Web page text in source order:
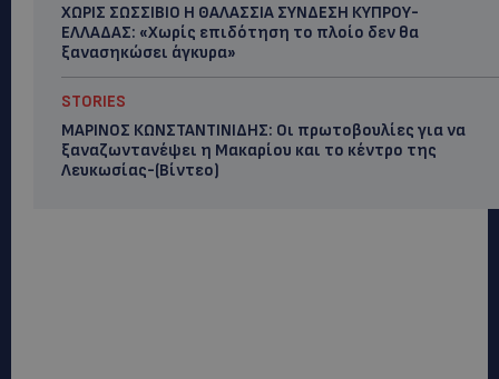
ΧΩΡΙΣ ΣΩΣΣΙΒΙΟ Η ΘΑΛΑΣΣΙΑ ΣΥΝΔΕΣΗ ΚΥΠΡΟΥ-
ΕΛΛΑΔΑΣ: «Χωρίς επιδότηση το πλοίο δεν θα
ξανασηκώσει άγκυρα»
STORIES
ΜΑΡΙΝΟΣ ΚΩΝΣΤΑΝΤΙΝΙΔΗΣ: Οι πρωτοβουλίες για να
ξαναζωντανέψει η Μακαρίου και το κέντρο της
Λευκωσίας-(Βίντεο)